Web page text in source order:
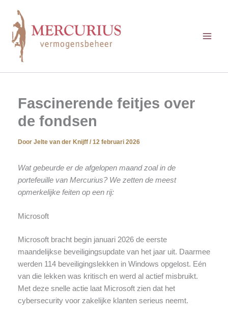
inhoud
Fascinerende feitjes over
de fondsen
Door Jelte van der Knijff / 12 februari 2026
Wat gebeurde er de afgelopen maand zoal in de
portefeuille van Mercurius? We zetten de meest
opmerkelijke feiten op een rij:
Microsoft
Microsoft bracht begin januari 2026 de eerste
maandelijkse beveiligingsupdate van het jaar uit. Daarmee
werden 114 beveiligingslekken in Windows opgelost. Eén
van die lekken was kritisch en werd al actief misbruikt.
Met deze snelle actie laat Microsoft zien dat het
cybersecurity voor zakelijke klanten serieus neemt.